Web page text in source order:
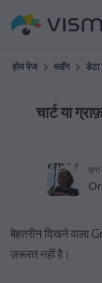
होम पेज ब्लॉग
चार्ट या
बेहतरीन दिखने वाला
ज़रूरत नहीं है।